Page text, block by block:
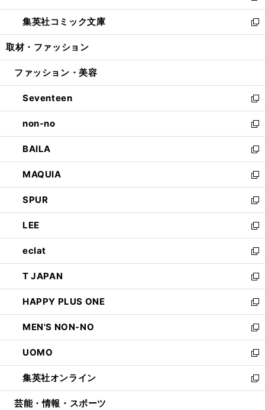
開
く
ウ
で
開
ン
ド
ウ
開
ウ
ィ
ン
ウ
開
く
し
い
ウ
ン
ウ
で
開
く
集英社コミック文庫
新
し
ウ
ン
ド
ウ
で
開
く
取材・ファッション
ファッション・美容
Seventeen
新
し
い
ウ
ィ
ン
ド
ウ
で
開
く
non-no
新
し
い
ウ
ィ
ン
ド
ウ
で
開
く
BAILA
新
し
い
ウ
ィ
ン
ド
ウ
で
開
く
MAQUIA
新
し
い
ウ
ィ
ン
ド
ウ
で
開
く
SPUR
新
し
い
ウ
ィ
ン
ド
ウ
で
開
く
LEE
新
し
い
ウ
ィ
ン
ド
ウ
で
開
く
eclat
新
し
い
ウ
ィ
ン
ド
ウ
で
開
く
T JAPAN
新
し
い
ウ
ィ
ン
ド
ウ
で
開
HAPPY PLUS ONE
新
し
い
ウ
ィ
ン
ド
ウ
MEN'S NON-NO
新
し
い
ウ
ィ
ン
UOMO
新
し
い
ウ
集英社オンライン
新
し
芸能・情報・スポーツ